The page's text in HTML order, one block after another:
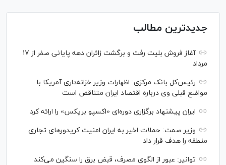
جدیدترین مطالب
آغاز فروش بلیت رفت و برگشت زائران دهه پایانی صفر از ۱۷
مرداد
رئیس‌کل بانک مرکزی: اظهارات وزیر خزانه‌داری آمریکا با
مواضع قبلی وی درباره اقتصاد ایران متناقض است
ایران پیشنهاد برگزاری دوره‌ای «اکسپو بریکس» را ارائه کرد
وزیر صمت: حملات اخیر به ایران امنیت کریدورهای تجاری
منطقه را هدف قرار داد
توانیر: عبور از الگوی مصرف، قبض برق را سنگین می‌کند